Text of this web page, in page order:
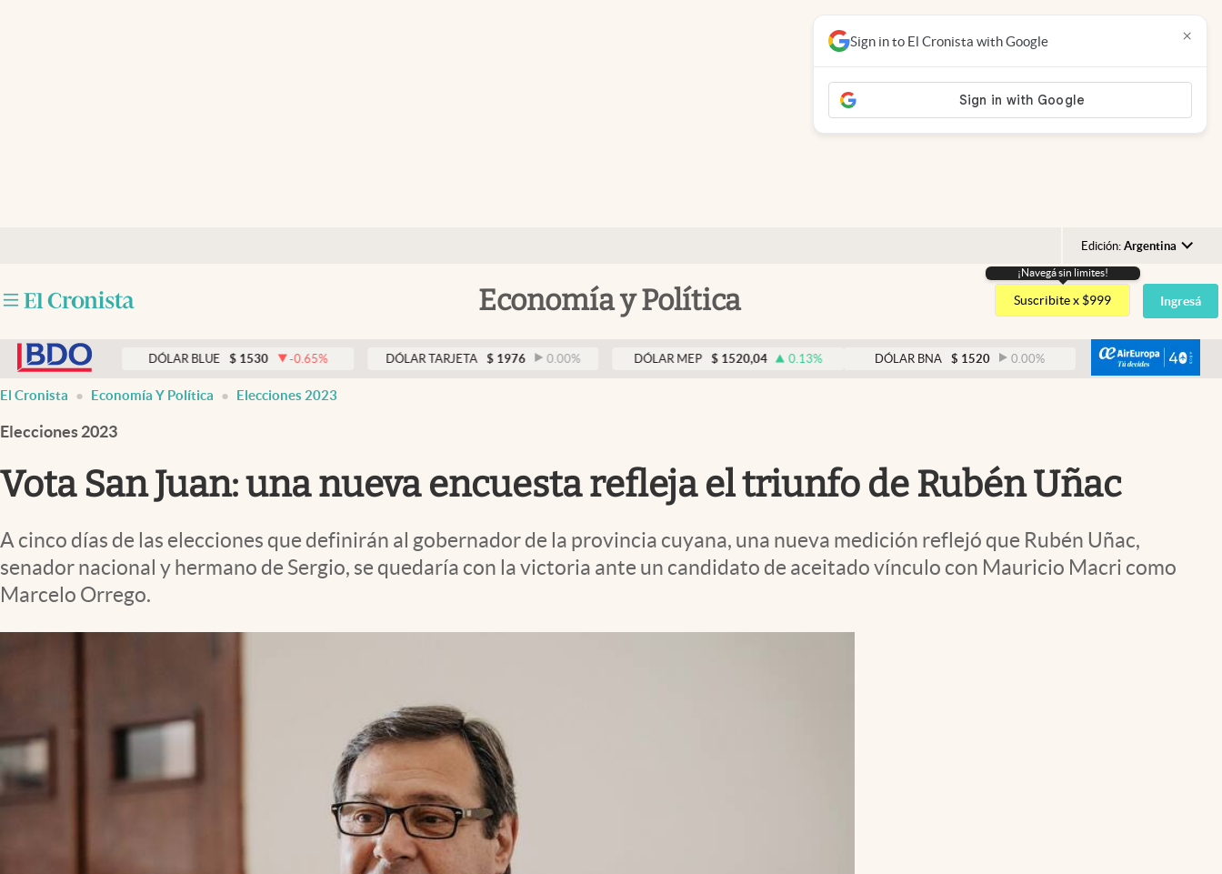
Edición: Argentina
Argentina
España
México
USA
Economía y Política
Otras secciones
Clima
El Cronista Studio
¡Navegá sin limites!
Suscribite x $999 Ingresá
DÓLAR BLUE $ 1530 -0.65% DÓLAR TARJETA $ 1976 0.00% DÓLAR MEP $ 1520,04 0.13% DÓLAR BNA $ 1520 0.00% DÓLAR BLUE $ 1530
Sign in to El Cronista with Google ×
El Cronista Economía Y Política Elecciones 2023
Elecciones 2023
Vota San Juan: una nueva encuesta refleja el triunfo de Rubén Uñac
A cinco días de las elecciones que definirán al gobernador de la provincia cuyana, una nueva medición reflejó que Rubén Uñac,
senador nacional y hermano de Sergio, se quedaría con la victoria ante un candidato de aceitado vínculo con Mauricio Macri como
Marcelo Orrego.